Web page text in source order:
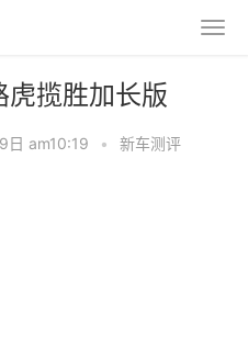
虎揽胜加长版
日 am10:19 • 新车测评